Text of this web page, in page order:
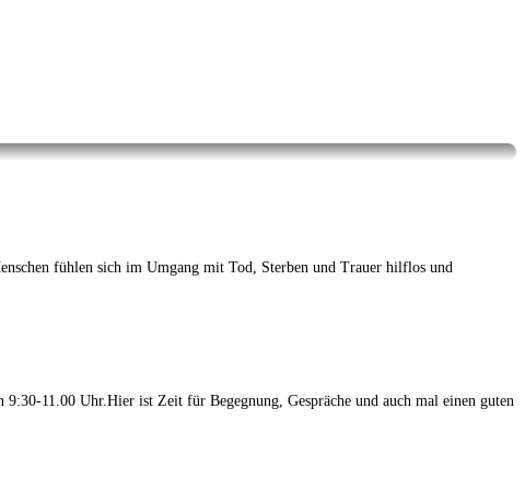
fühlen sich im Umgang mit Tod, Sterben und Trauer hilflos und
11.00 Uhr.Hier ist Zeit für Begegnung, Gespräche und auch mal einen guten